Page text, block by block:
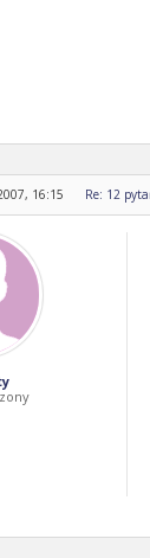
16:15 Re: 12